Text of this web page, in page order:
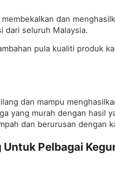
dan
dari seluruh Malaysia.
pula kualiti produk
dan mampu
yang murah dengan hasil
dan berurusan dengan
Pelbagai